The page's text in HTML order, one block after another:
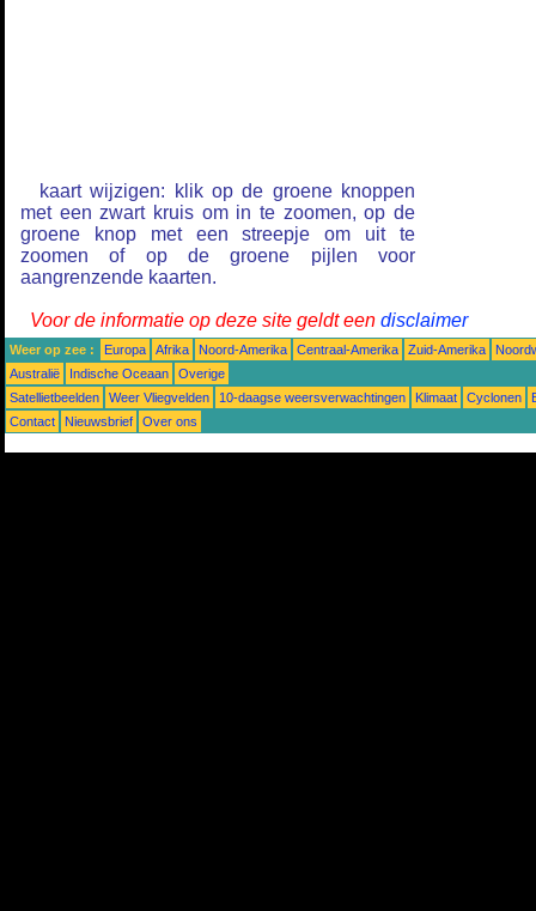
kaart wijzigen: klik op de groene knoppen
met een zwart kruis om in te zoomen, op de
groene knop met een streepje om uit te
zoomen of op de groene pijlen voor
aangrenzende kaarten.
Voor de informatie op deze site geldt een disclaimer
Weer op zee : Europa Afrika Noord-Amerika Centraal-Amerika Zuid-Amerika
Australië
Indische Oceaan
Overige
Satellietbeelden
Weer Vliegvelden 10-daagse weersverwachtingen Klimaat Cyclonen
Contact
Nieuwsbrief Over ons